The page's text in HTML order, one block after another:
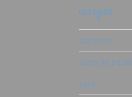
categorie
accessori
carta da parati
cere